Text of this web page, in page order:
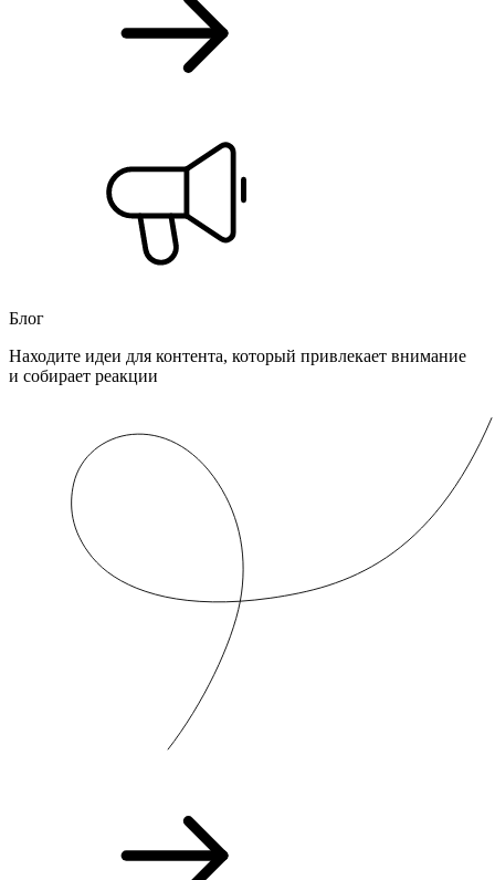
Блог
Находите идеи для контента, который привлекает внимание
и собирает реакции